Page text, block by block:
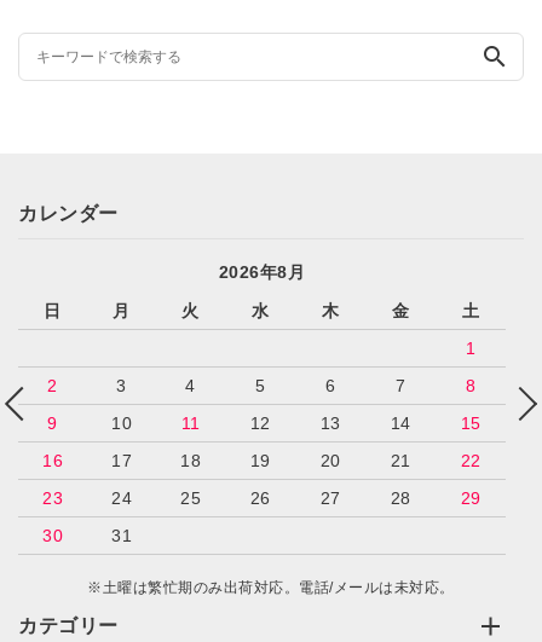
search
カテゴリー
カレンダー
2026年8月
日
月 火 水 木 金
土
1
2
3 4 5 6 7
8
9
10 11 12 13 14
15
16
17 18 19 20 21
22
23
24 25 26 27 28
29
30
31
※土曜は繁忙期のみ出荷対応。電話/メールは未対応。